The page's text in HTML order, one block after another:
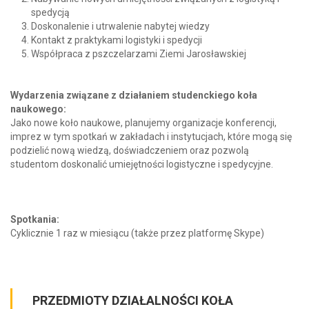
spedycją
Doskonalenie i utrwalenie nabytej wiedzy
Kontakt z praktykami logistyki i spedycji
Współpraca z pszczelarzami Ziemi Jarosławskiej
Wydarzenia związane z działaniem studenckiego koła
naukowego:
Jako nowe koło naukowe, planujemy organizacje konferencji,
imprez w tym spotkań w zakładach i instytucjach, które mogą się
podzielić nową wiedzą, doświadczeniem oraz pozwolą
studentom doskonalić umiejętności logistyczne i spedycyjne.
Spotkania:
Cyklicznie 1 raz w miesiącu (także przez platformę Skype)
PRZEDMIOTY DZIAŁALNOŚCI KOŁA